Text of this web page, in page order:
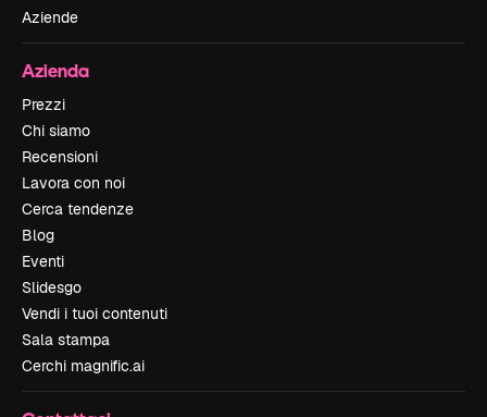
Aziende
Azienda
Prezzi
Chi siamo
Recensioni
Lavora con noi
Cerca tendenze
Blog
Eventi
Slidesgo
Vendi i tuoi contenuti
Sala stampa
Cerchi magnific.ai